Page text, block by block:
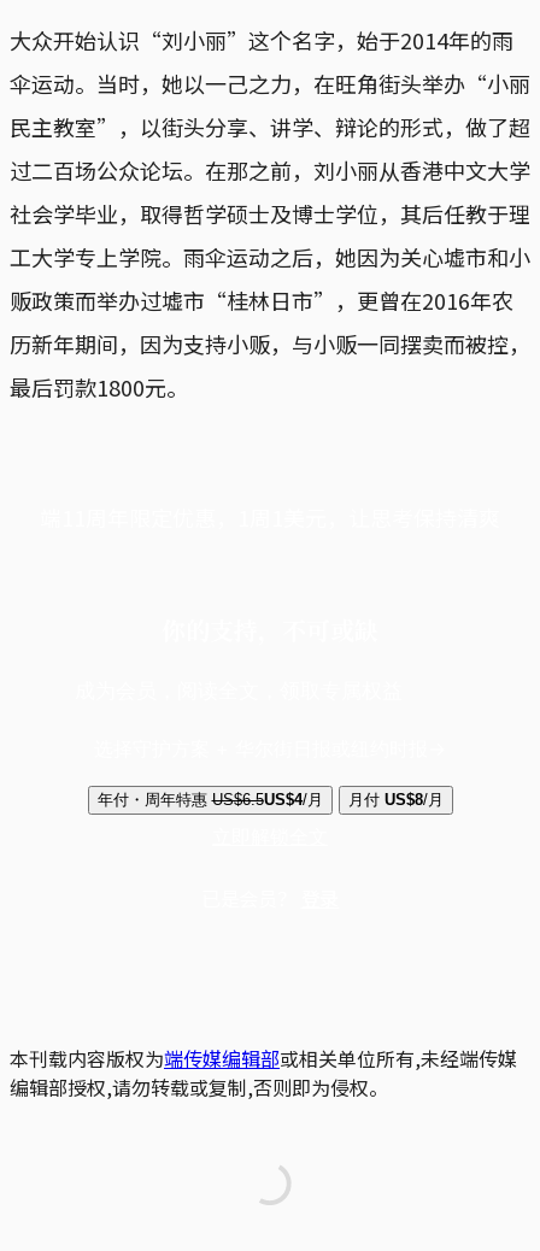
大众开始认识“刘小丽”这个名字，始于2014年的雨
伞运动。当时，她以一己之力，在旺角街头举办“小丽
民主教室”，以街头分享、讲学、辩论的形式，做了超
过二百场公众论坛。在那之前，刘小丽从香港中文大学
社会学毕业，取得哲学硕士及博士学位，其后任教于理
工大学专上学院。雨伞运动之后，她因为关心墟市和小
贩政策而举办过墟市“桂林日市”，更曾在2016年农
历新年期间，因为支持小贩，与小贩一同摆卖而被控，
最后罚款1800元。
年付・周年特惠 US$6.5US$4/月 月付 US$8/月
本刊载内容版权为端传媒编辑部或相关单位所有,未经端传媒
编辑部授权,请勿转载或复制,否则即为侵权。